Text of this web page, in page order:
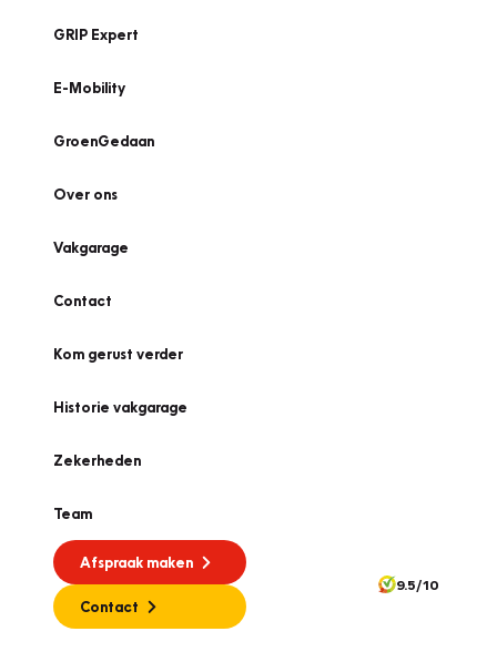
GRIP Expert
E-Mobility
GroenGedaan
Over ons
Vakgarage
Contact
Kom gerust verder
Historie vakgarage
Zekerheden
Team
Afspraak maken
Contact
9.5/10